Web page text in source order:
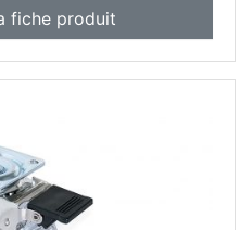
fiche produit